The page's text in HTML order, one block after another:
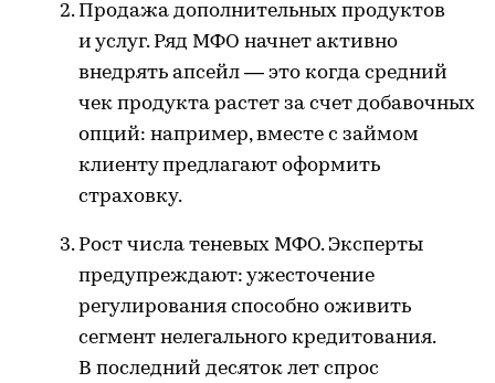
Продажа дополнительных продуктов
и услуг. Ряд МФО начнет активно
внедрять апсейл — это когда средний
чек продукта растет за счет добавочных
опций: например, вместе с займом
клиенту предлагают оформить
страховку.
Рост числа теневых МФО. Эксперты
предупреждают: ужесточение
регулирования способно оживить
сегмент нелегального кредитования.
В последний десяток лет спрос